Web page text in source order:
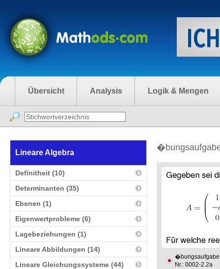
Übersicht Analysis Logik & Mengen
Lineare Algebra
Definitheit (10)
Determinanten (35)
Ebenen (1)
Eigenwertprobleme (6)
Lagebeziehungen (1)
Lineare Abbildungen (14)
Lineare Gleichungssysteme (44)
�bungsaufgabe
Nr.: 0002-2.2a